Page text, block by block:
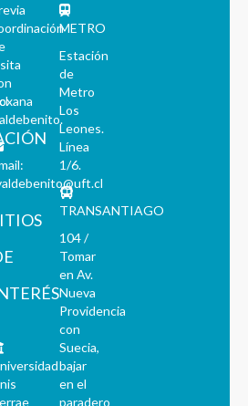
METRO
Estación
de
Metro
Los
Leones.
Línea
1/6.
TRANSANTIAGO
104 /
Tomar
en Av.
Nueva
Providencia
con
Suecia,
bajar
en el
paradero